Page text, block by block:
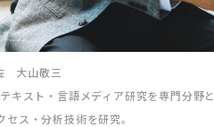
大山敬三
キスト・言語メディア研究を専門分野
ス・分析技術を研究。